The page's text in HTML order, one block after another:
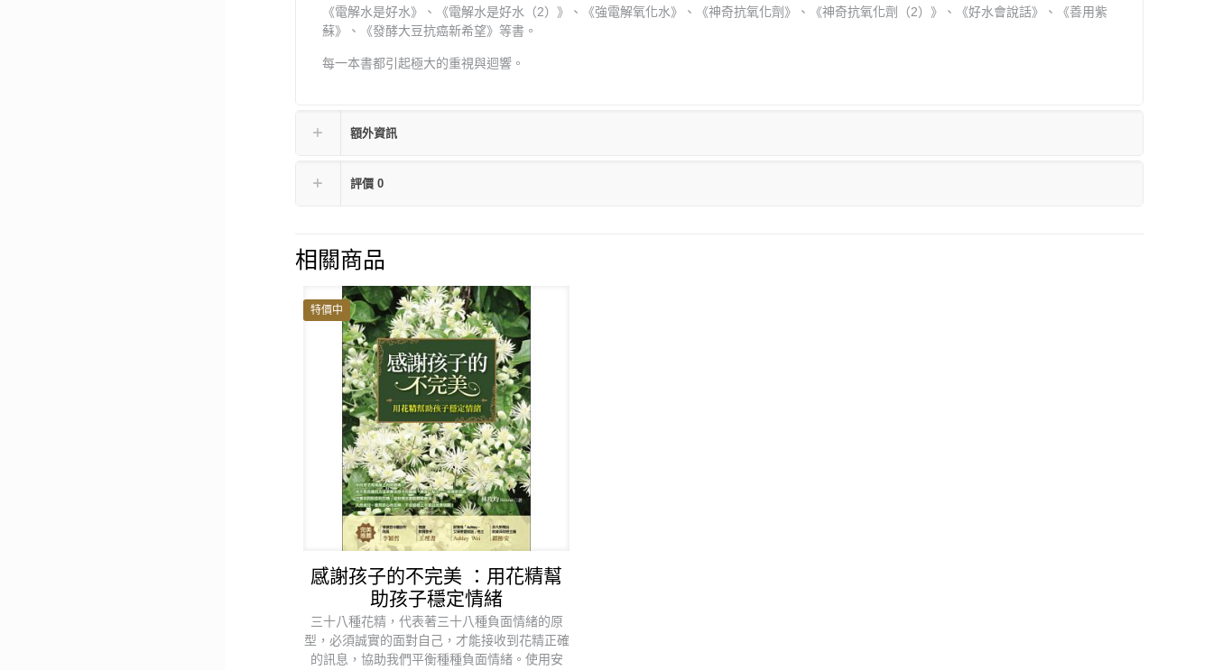
《電解水是好水》、《電解水是好水（2）》、《強電解氧化水》、《神奇抗氧化劑》、《神奇抗氧化劑（2）》、《好水會說話》、《善用紫
蘇》、《發酵大豆抗癌新希望》等書。
每一本書都引起極大的重視與迴響。
額外資訊
評價 0
相關商品
特價中
感謝孩子的不完美 ：用花精幫
助孩子穩定情緒
三十八種花精，代表著三十八種負面情緒的原
型，必須誠實的面對自己，才能接收到花精正確
的訊息，協助我們平衡種種負面情緒。使用安